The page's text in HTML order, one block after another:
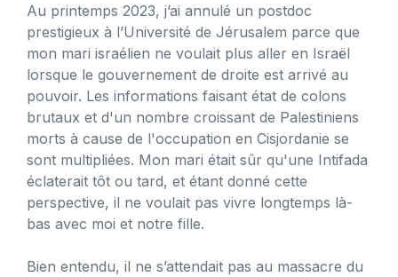
Au printemps 2023, j’ai annulé un postdoc
prestigieux à l’Université de Jérusalem parce que
mon mari israélien ne voulait plus aller en Israël
lorsque le gouvernement de droite est arrivé au
pouvoir. Les informations faisant état de colons
brutaux et d'un nombre croissant de Palestiniens
morts à cause de l'occupation en Cisjordanie se
sont multipliées. Mon mari était sûr qu'une Intifada
éclaterait tôt ou tard, et étant donné cette
perspective, il ne voulait pas vivre longtemps là-
bas avec moi et notre fille.
Bien entendu, il ne s’attendait pas au massacre du